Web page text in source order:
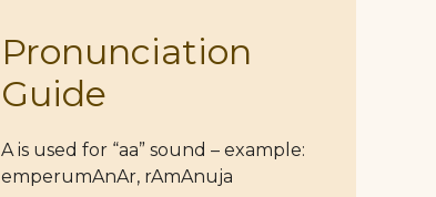
Pronunciation
Guide
A is used for “aa” sound – example:
emperumAnAr, rAmAnuja